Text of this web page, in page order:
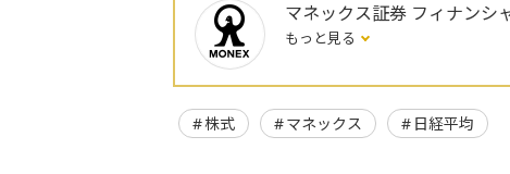
マネックス証券 フィナンシ
もっと見る
株式 マネックス 日経平均